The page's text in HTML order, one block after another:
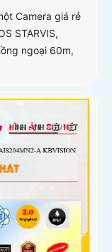
Camera giá rẻ
STARVIS,
ngoại 60m,